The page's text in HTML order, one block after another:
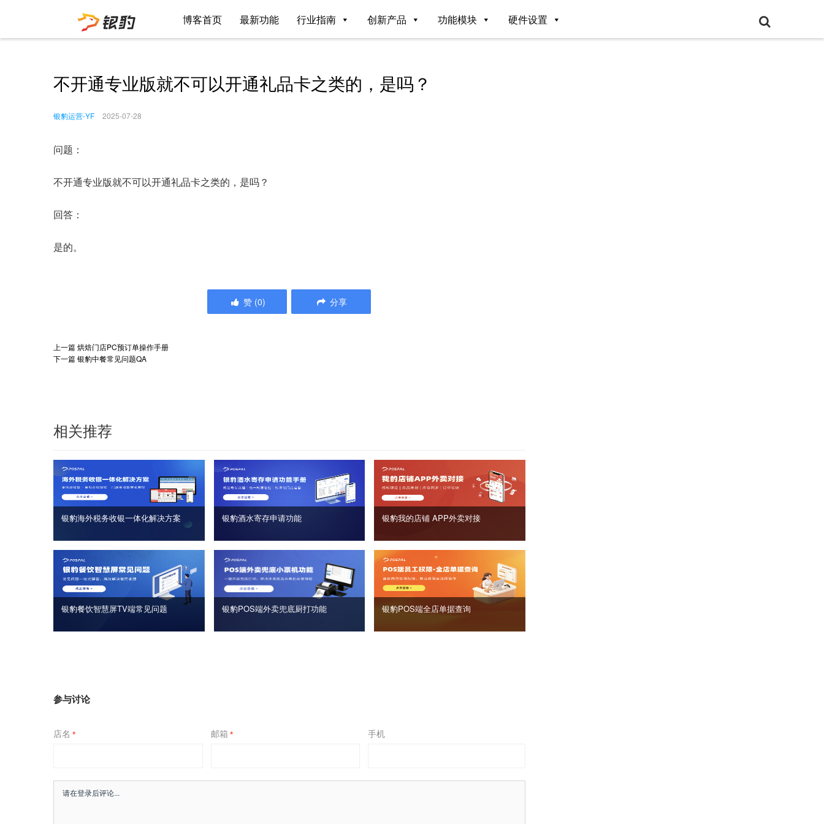
博客首页 最新功能 行业指南 创新产品 功能模块 硬件设置
不开通专业版就不可以开通礼品卡之类的，是吗？
银豹运营-YF 2025-07-28
问题：
不开通专业版就不可以开通礼品卡之类的，是吗？
回答：
是的。
赞 (0) 分享
上一篇烘焙门店PC预订单操作手册
下一篇银豹中餐常见问题QA
相关推荐
银豹海外税务收银一体化解决方案 银豹酒水寄存申请功能 银豹我的店铺 APP外卖对接
银豹餐饮智慧屏TV端常见问题 银豹POS端外卖兜底厨打功能 银豹POS端全店单据查询
参与讨论
店名 * 邮箱 * 手机